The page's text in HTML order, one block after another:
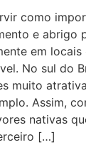
como
e abrigo
em
No sul do
muito
Assim,
nativas
[…]